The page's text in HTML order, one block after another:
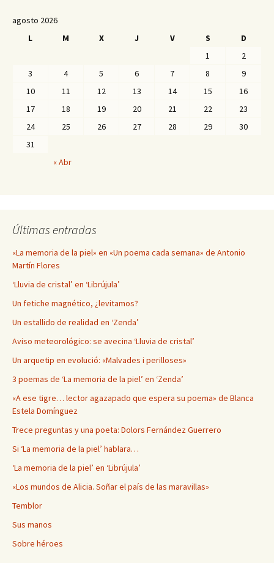
agosto 2026
L
M X J V S
D
1
2
3
4 5 6 7 8
9
10
11 12 13 14 15
16
17
18 19 20 21 22
23
24
25 26 27 28 29
30
31
« Abr
Últimas entradas
«La memoria de la piel» en «Un poema cada semana» de Antonio
Martín Flores
‘Lluvia de cristal’ en ‘Librújula’
Un fetiche magnético, ¿levitamos?
Un estallido de realidad en ‘Zenda’
Aviso meteorológico: se avecina ‘Lluvia de cristal’
Un arquetip en evolució: «Malvades i perilloses»
3 poemas de ‘La memoria de la piel’ en ‘Zenda’
«A ese tigre… lector agazapado que espera su poema» de Blanca
Estela Domínguez
Trece preguntas y una poeta: Dolors Fernández Guerrero
Si ‘La memoria de la piel’ hablara…
‘La memoria de la piel’ en ‘Librújula’
«Los mundos de Alicia. Soñar el país de las maravillas»
Temblor
Sus manos
Sobre héroes